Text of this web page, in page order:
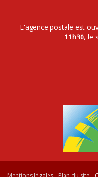
L'agence postale est
11h30, le
Mentions légales- Plan du site -